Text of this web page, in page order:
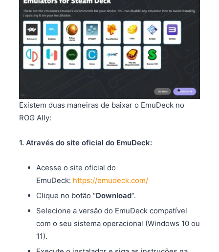
Existem duas maneiras de baixar o EmuDeck no
ROG Ally:
1. Através do site oficial do EmuDeck:
Acesse o site oficial do
EmuDeck: https://emudeck.com/
Clique no botão “Download“.
Selecione a versão do EmuDeck compatível
com o seu sistema operacional (Windows 10 ou
11).